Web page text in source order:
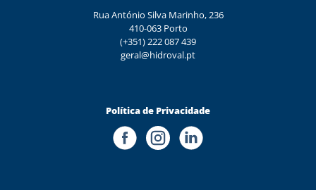
Rua António Silva Marinho, 236
410-063 Porto
(+351) 222 087 439
geral@hidroval.pt
Política de Privacidade